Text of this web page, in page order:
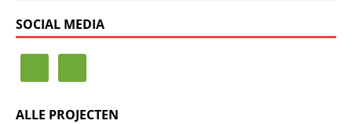
SOCIAL MEDIA
ALLE PROJECTEN